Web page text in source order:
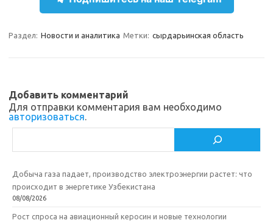
s
i
k
b
k
р
и
т
Раздел: Новости и аналитика Метки: сырдарьинская область
Добавить комментарий
Для отправки комментария вам необходимо
авторизоваться.
Добыча газа падает, производство электроэнергии растет: что
происходит в энергетике Узбекистана
08/08/2026
Рост спроса на авиационный керосин и новые технологии